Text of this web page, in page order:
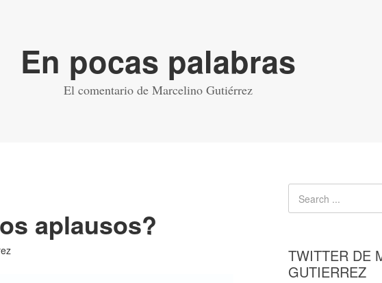
En pocas palabras
El comentario de Marcelino Gutiérrez
aplausos?
TWITTER DE
GUTIERREZ